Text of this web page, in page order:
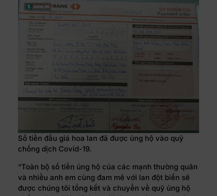
Số tiền đấu giá hoa lan đã được ủng hộ vào quỹ
chống dịch Covid-19.
“Toàn bộ số tiền ủng hộ của các mạnh thường quân
và nhiều anh em cùng đam mê với lan đột biến sẽ
được chúng tôi tổng kết và chuyển về quỹ ủng hộ